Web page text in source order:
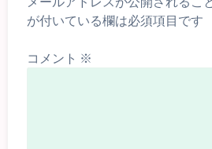
が付いている欄は必須項目です
コメント ※